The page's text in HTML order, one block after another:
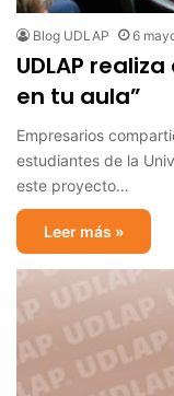
Blog UDLAP 6
UDLAP
en tu aula”
Empresarios
estudiantes de la
este proyecto…
Leer más »